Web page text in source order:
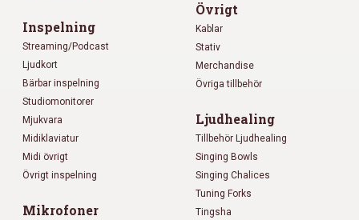
Inspelning
Streaming/Podcast
Ljudkort
Bärbar inspelning
Studiomonitorer
Mjukvara
Midiklaviatur
Midi övrigt
Övrigt inspelning
Mikrofoner
Övrigt
Kablar
Stativ
Merchandise
Övriga tillbehör
Ljudhealing
Tillbehör Ljudhealing
Singing Bowls
Singing Chalices
Tuning Forks
Tingsha